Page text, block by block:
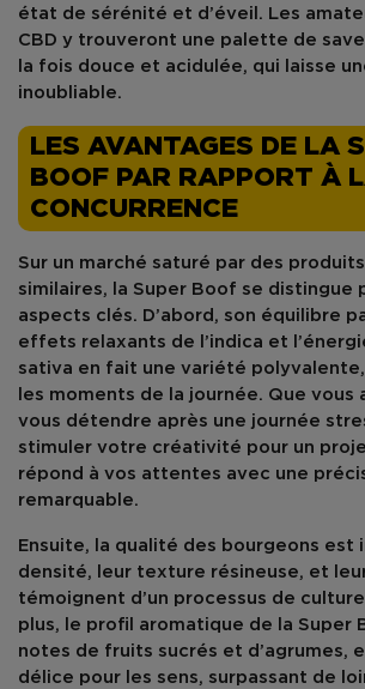
état de sérénité et d’éveil. Les
CBD y trouveront une palette de
la fois douce et acidulée, qui laisse
inoubliable.
LES AVANTAGES DE LA
BOOF PAR RAPPORT À
CONCURRENCE
Sur un marché saturé par des
similaires, la Super Boof se distingue
aspects clés. D’abord, son équilibre
effets relaxants de l’indica et
sativa en fait une variété
les moments de la journée. Que vous
vous détendre après une journée
stimuler votre créativité pour un
répond à vos attentes avec une
remarquable.
Ensuite, la qualité des bourgeons est
densité, leur texture résineuse, et
témoignent d’un processus de
plus, le profil aromatique de la Super
notes de fruits sucrés et d’agrumes,
délice pour les sens, surpassant de